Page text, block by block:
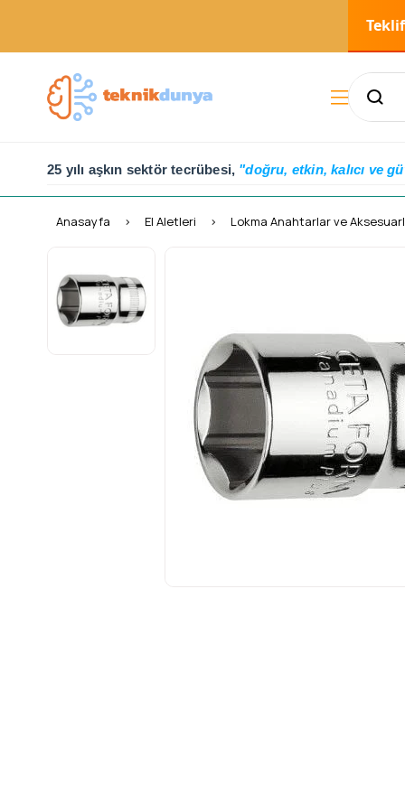
25 yılı aşkın sektör tecrübesi, "doğru, etkin, kalıcı ve
Anasayfa El Aletleri Lokma Anahtarlar ve